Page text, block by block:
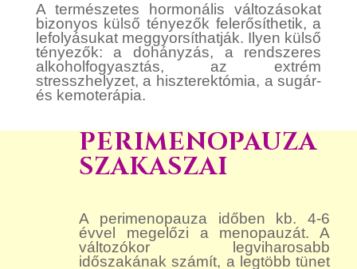
A természetes
hormonális változásokat
bizonyos külső tényezők felerősíthetik, a
lefolyásukat meggyorsíthatják. Ilyen külső
tényezők: a dohányzás, a rendszeres
alkoholfogyasztás, az extrém
stresszhelyzet, a hiszterektómia, a sugár-
és kemoterápia.
PERIMENOPAUZA
SZAKASZAI
A perimenopauza időben kb. 4-6
évvel megelőzi a menopauzát. A
változókor legviharosabb
időszakának számít, a legtöbb tünet